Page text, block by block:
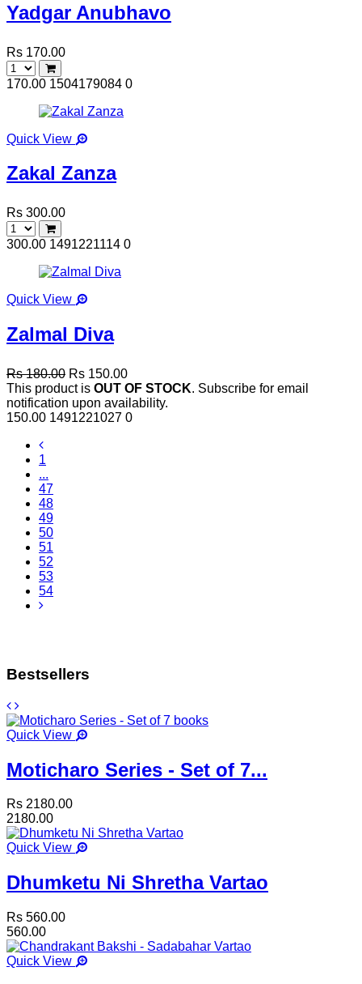
Yadgar Anubhavo
Rs 170.00
170.00 1504179084 0
Quick View
Zakal Zanza
Rs 300.00
300.00 1491221114 0
Quick View
Zalmal Diva
Rs 180.00 Rs 150.00
This product is OUT OF STOCK. Subscribe for email
notification upon availability.
150.00 1491221027 0
1
...
47
48
49
50
51
52
53
54
Bestsellers
Quick View
Moticharo Series - Set of 7...
Rs 2180.00
2180.00
Quick View
Dhumketu Ni Shretha Vartao
Rs 560.00
560.00
Quick View